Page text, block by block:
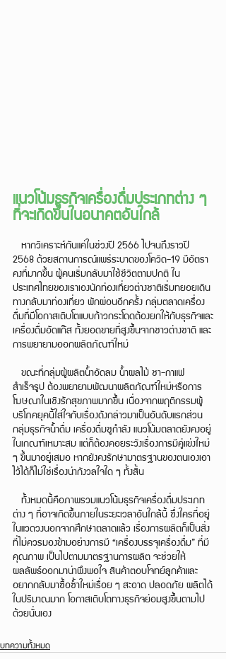
แนวโน้มธุรกิจเครื่องดื่มประเภทต่าง ๆ
ที่จะเกิดขึ้นในอนาคตอันใกล้
2568 ด้วยสถานการณ์แพร่ระบาดของโควิด-19 มีอัตรา
คงที่มากขึ้น ผู้คนเริ่มกลับมาใช้ชีวิตตามปกติ ใน
ประเทศไทยของเราเองนักท่องเที่ยวต่างชาติเริ่มทยอยเดิน
ทางกลับมาท่องเที่ยว พักผ่อนอีกครั้ง กลุ่มตลาดเครื่อง
ดื่มที่มีโอกาสเติบโตแบบก้าวกระโดดต้องยกให้กับธุรกิจและ
เครื่องดื่มอัดแก๊ส ทั้งยอดขายที่สูงขึ้นจากชาวต่างชาติ และ
การพยายามออกผลิตภัณฑ์ใหม่
สำเร็จรูป ต้องพยายามพัฒนาผลิตภัณฑ์ใหม่หรือการ
โฆษณาในเชิงรักสุขภาพมากขึ้น เนื่องจากพฤติกรรมผู้
บริโภคยุคนี้ใส่ใจกับเรื่องดังกล่าวมาเป็นอันดับแรกส่วน
กลุ่มธุรกิจน้ำดื่ม เครื่องดื่มชูกำลัง แนวโน้มตลาดยังคงอยู่
ในเกณฑ์เหมาะสม แต่ก็ต้องคอยระวังเรื่องการมีคู่แข่งใหม่
ๆ ขึ้นมาอยู่เสมอ หากยังคงรักษามาตรฐานของตนเองเอา
ไว้ได้ก็ไม่ใช่เรื่องน่ากังวลใจใด ๆ ทั้งสิ้น
ต่าง ๆ ที่อาจเกิดขึ้นภายในระยะเวลาอันใกล้นี้ ซึ่งใครที่อยู่
ในแวดวงนอกจากศึกษาตลาดแล้ว เรื่องการผลิตก็เป็นสิ่ง
ที่ไม่ควรมองข้ามอย่างการมี “เครื่องบรรจุเครื่องดื่ม” ที่มี
คุณภาพ เป็นไปตามมาตรฐานการผลิต จะช่วยให้
ผลลัพธ์ออกมาน่าพึงพอใจ สินค้าตอบโจทย์ลูกค้าและ
อยากกลับมาซื้อซ้ำใหม่เรื่อย ๆ สะอาด ปลอดภัย ผลิตได้
ในปริมาณมาก โอกาสเติบโตทางธุรกิจย่อมสูงขึ้นตามไป
ด้วยนั่นเอง
บทความทั้งหมด